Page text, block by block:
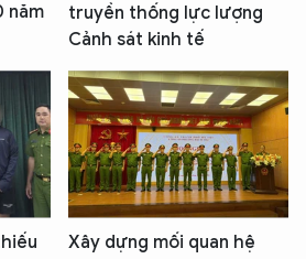
năm
truyền thống lực lượng
Cảnh sát kinh tế
Xây dựng mối quan hệ